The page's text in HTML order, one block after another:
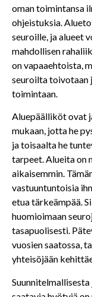
oman toimintansa
ohjeistuksia.
seuroille, ja alueet
mahdollisen
on vapaaehtoista,
seuroilta toivotaan
toimintaan.
Aluepäälliköt ovat
mukaan, jotta he
ja toisaalta he
tarpeet. Alueita on
aikaisemmin.
vastuuntuntoisia
etua tärkeämpää.
huomioimaan
tasapuolisesti.
vuosien saatossa,
yhteisöjään